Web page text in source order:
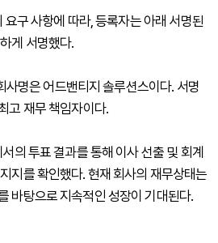
구 사항에 따라, 등록자는 아래 서명된
게 서명했다.
명은 어드밴티지 솔루션스이다. 서명
고 재무 책임자이다.
의 투표 결과를 통해 이사 선출 및 회계
지를 확인했다. 현재 회사의 재무상태는
바탕으로 지속적인 성장이 기대된다.